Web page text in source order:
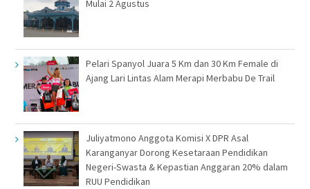
Mulai 2 Agustus
Pelari Spanyol Juara 5 Km dan 30 Km Female di
Ajang Lari Lintas Alam Merapi Merbabu De Trail
Juliyatmono Anggota Komisi X DPR Asal
Karanganyar Dorong Kesetaraan Pendidikan
Negeri-Swasta & Kepastian Anggaran 20% dalam
RUU Pendidikan